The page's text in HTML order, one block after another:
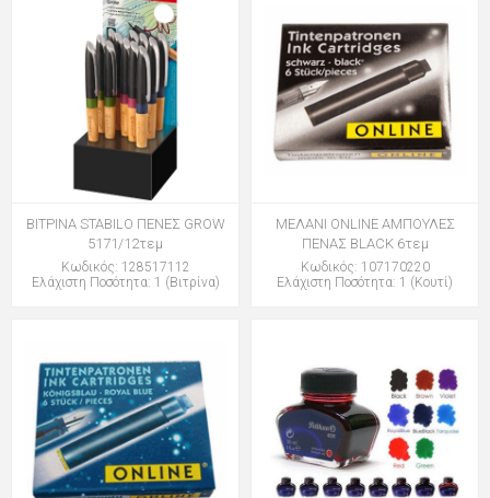
ΒΙΤΡΙΝΑ STABILO ΠΕΝΕΣ GROW
5171/12τεμ
Κωδικός: 128517112
Ελάχιστη Ποσότητα: 1 (Βιτρίνα)
ΜΕΛΑΝΙ ONLINE ΑΜΠΟΥΛΕΣ
ΠΕΝΑΣ BLACK 6τεμ
Κωδικός: 107170220
Ελάχιστη Ποσότητα: 1 (Κουτί)